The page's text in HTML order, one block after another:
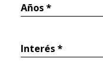
Años *
Interés *